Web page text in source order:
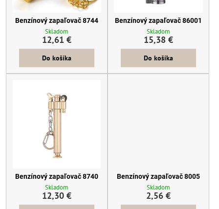
Benzínový zapaľovač 8744
Skladom
12,61 €
Do košíka
Benzínový zapaľovač 86001
Skladom
15,38 €
Do košíka
Benzínový zapaľovač 8740
Skladom
12,30 €
Benzínový zapaľovač 8005
Skladom
2,56 €